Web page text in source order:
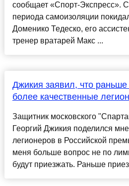
сообщает «Спорт-Экспресс».
периода самоизоляции
Доменико Тедеско, его
тренер вратарей Макс ...
Джикия заявил, что
более качественные
Защитник московского
Георгий Джикия поделился
легионеров в Российской
меня больше вопрос не по
будут приезжать. Раньше